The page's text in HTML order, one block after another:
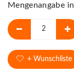
Mengenangabe
+ Wunschliste